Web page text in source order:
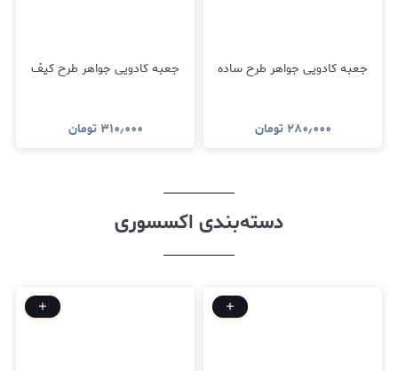
جعبه کادویی جواهر طرح ساده
۲۸۰٫۰۰۰ تومان
جعبه کادویی جواهر طرح کیف
۳۱۰٫۰۰۰ تومان
دسته‌بندی اکسسوری